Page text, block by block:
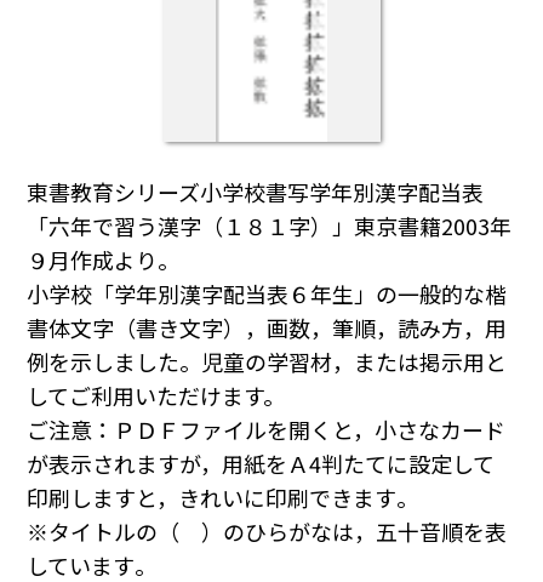
東書教育シリーズ小学校書写学年別漢字配当表
「六年で習う漢字（１８１字）」東京書籍2003年
９月作成より。
小学校「学年別漢字配当表６年生」の一般的な楷
書体文字（書き文字），画数，筆順，読み方，用
例を示しました。児童の学習材，または掲示用と
してご利用いただけます。
ご注意：ＰＤＦファイルを開くと，小さなカード
が表示されますが，用紙をＡ4判たてに設定して
印刷しますと，きれいに印刷できます｡
※タイトルの（ ）のひらがなは，五十音順を表
しています｡